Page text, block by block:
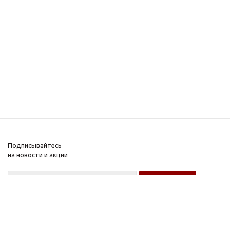
Подписывайтесь
на новости и акции